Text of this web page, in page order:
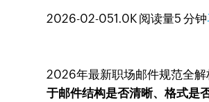
2026-02-051.0K 阅读量5 分钟
2026年最新职场邮件规范全解
于邮件结构是否清晰、格式是